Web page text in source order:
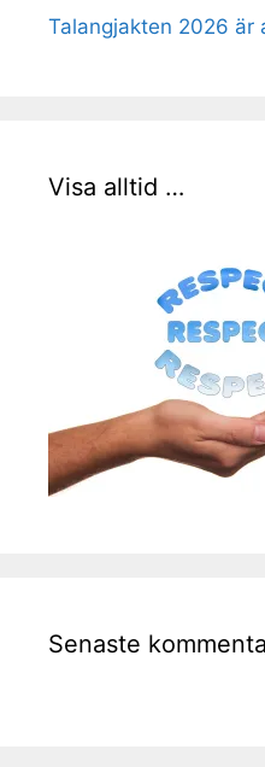
Talangjakten 2026 är
Visa alltid …
Senaste